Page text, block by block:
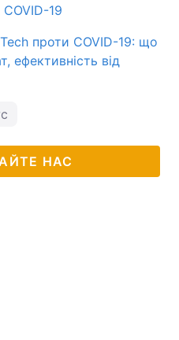
COVID-19
проти COVID-19: що
ефективність від
НАС